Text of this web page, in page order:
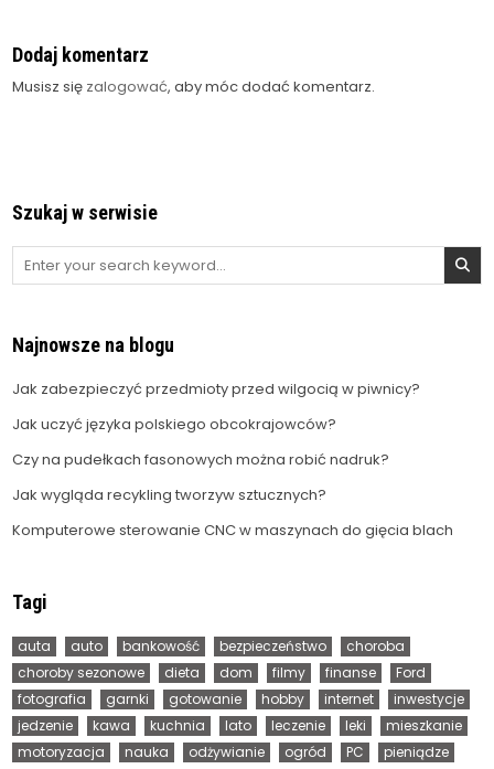
Dodaj komentarz
Musisz się zalogować, aby móc dodać komentarz.
Szukaj w serwisie
Search
for:
Najnowsze na blogu
Jak zabezpieczyć przedmioty przed wilgocią w piwnicy?
Jak uczyć języka polskiego obcokrajowców?
Czy na pudełkach fasonowych można robić nadruk?
Jak wygląda recykling tworzyw sztucznych?
Komputerowe sterowanie CNC w maszynach do gięcia blach
Tagi
auta auto bankowość bezpieczeństwo
choroba
choroby sezonowe
dieta dom filmy finanse
Ford
fotografia
garnki gotowanie hobby internet
inwestycje
jedzenie
kawa kuchnia lato leczenie leki
mieszkanie
motoryzacja
nauka odżywianie ogród PC pieniądze